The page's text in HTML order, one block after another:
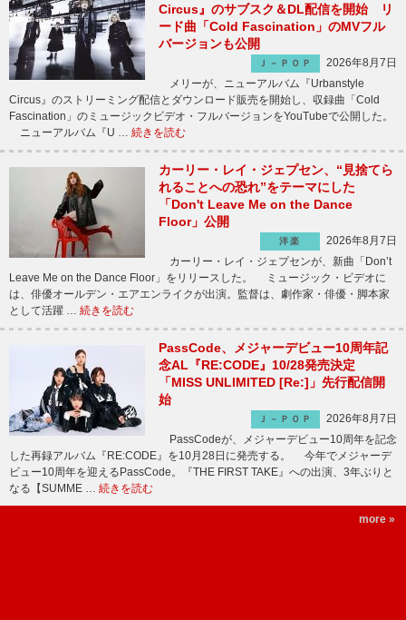
Circus』のサブスク＆DL配信を開始 リ
ード曲「Cold Fascination」のMVフル
バージョンも公開
Ｊ－ＰＯＰ
2026年8月7日
メリーが、ニューアルバム『Urbanstyle
Circus』のストリーミング配信とダウンロード販売を開始し、収録曲「Cold
Fascination」のミュージックビデオ・フルバージョンをYouTubeで公開した。
ニューアルバム『U … 続きを読む
カーリー・レイ・ジェプセン、“見捨てら
れることへの恐れ”をテーマにした
「Don't Leave Me on the Dance
Floor」公開
洋楽
2026年8月7日
カーリー・レイ・ジェプセンが、新曲「Don’t
Leave Me on the Dance Floor」をリリースした。 ミュージック・ビデオに
は、俳優オールデン・エアエンライクが出演。監督は、劇作家・俳優・脚本家
として活躍 … 続きを読む
PassCode、メジャーデビュー10周年記
念AL『RE:CODE』10/28発売決定
「MISS UNLIMITED [Re:]」先行配信開
始
Ｊ－ＰＯＰ
2026年8月7日
PassCodeが、メジャーデビュー10周年を記念
した再録アルバム『RE:CODE』を10月28日に発売する。 今年でメジャーデ
ビュー10周年を迎えるPassCode。『THE FIRST TAKE』への出演、3年ぶりと
なる【SUMME … 続きを読む
more »